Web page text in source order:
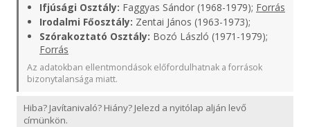
Ifjúsági Osztály: Faggyas Sándor (1968-1979); Forrás
Irodalmi Főosztály: Zentai János (1963-1973);
Szórakoztató Osztály: Bozó László (1971-1979);
Forrás
Az adatokban ellentmondások előfordulhatnak a források
bizonytalansága miatt.
Hiba? Javítanivaló? Hiány? Jelezd a nyitólap alján levő
címünkön.